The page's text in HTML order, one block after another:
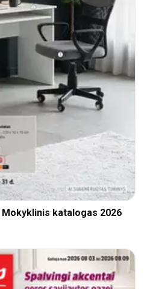
Mokyklinis katalogas 2026